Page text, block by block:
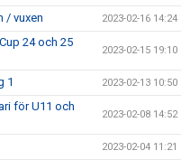
/ vuxen 2023-02-16 14:24
24 och 25
2023-02-15 19:10
1 2023-02-13 10:50
för U11 och
2023-02-08 14:52
2023-02-04 11:21